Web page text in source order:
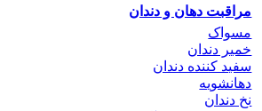
مراقبت دهان و دندان
مسواک
خمیر دندان
سفید کننده دندان
دهانشویه
نخ دندان